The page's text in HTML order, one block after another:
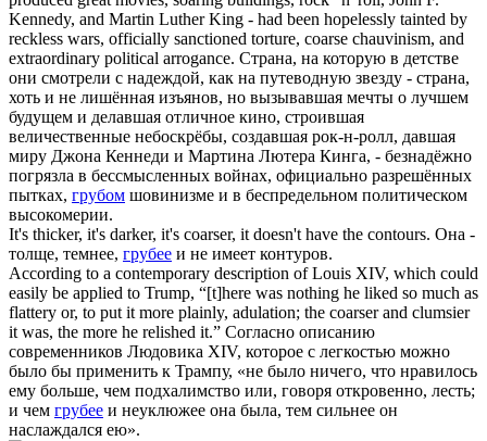
Kennedy, and Martin Luther King - had been hopelessly tainted by
reckless wars, officially sanctioned torture, coarse chauvinism, and
extraordinary political arrogance. Страна, на которую в детстве
они смотрели с надеждой, как на путеводную звезду - страна,
хоть и не лишённая изъянов, но вызывавшая мечты о лучшем
будущем и делавшая отличное кино, строившая
величественные небоскрёбы, создавшая рок-н-ролл, давшая
миру Джона Кеннеди и Мартина Лютера Кинга, - безнадёжно
погрязла в бессмысленных войнах, официально разрешённых
пытках, грубом шовинизме и в беспредельном политическом
высокомерии.
It's thicker, it's darker, it's coarser, it doesn't have the contours. Она -
толще, темнее, грубее и не имеет контуров.
According to a contemporary description of Louis XIV, which could
easily be applied to Trump, “[t]here was nothing he liked so much as
flattery or, to put it more plainly, adulation; the coarserand clumsier
it was, the more he relished it.” Согласно описанию
современников Людовика XIV, которое с легкостью можно
было бы применить к Трампу, «не было ничего, что нравилось
ему больше, чем подхалимство или, говоря откровенно, лесть;
и чем грубее и неуклюжее она была, тем сильнее он
наслаждался ею».